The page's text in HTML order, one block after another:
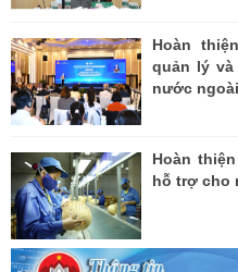
Hoàn
quản lý
nước ngoài
Hoàn
hỗ trợ cho